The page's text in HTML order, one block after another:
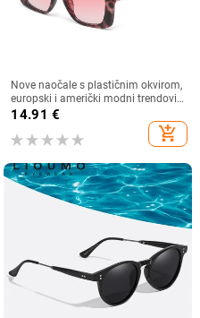
Nove naočale s plastičnim okvirom,
europski i američki modni trendovi
s velikim okvirom, sunčane naočale
14.91 €
add_shopping_cart